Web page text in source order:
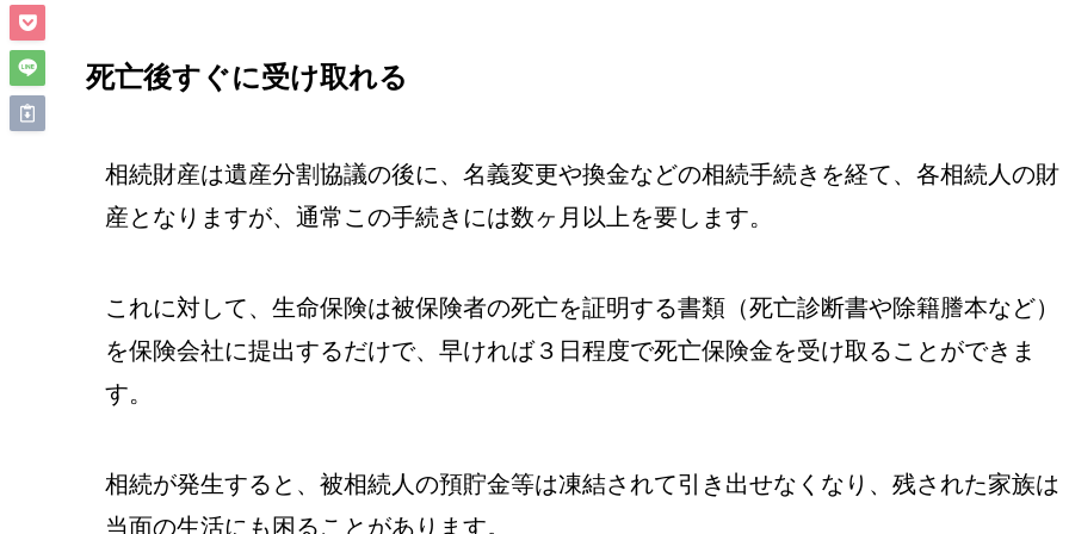
死亡後すぐに受け取れる
相続財産は遺産分割協議の後に、名義変更や換金などの相続手続きを経て、各相続人の財
産となりますが、通常この手続きには数ヶ月以上を要します。
これに対して、生命保険は被保険者の死亡を証明する書類（死亡診断書や除籍謄本など）
を保険会社に提出するだけで、早ければ３日程度で死亡保険金を受け取ることができま
す。
相続が発生すると、被相続人の預貯金等は凍結されて引き出せなくなり、残された家族は
当面の生活にも困ることがあります。